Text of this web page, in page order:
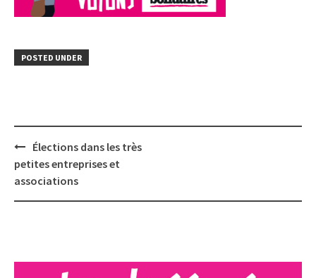
POSTED UNDER
Post
navigation
Élections dans les très
petites entreprises et
associations